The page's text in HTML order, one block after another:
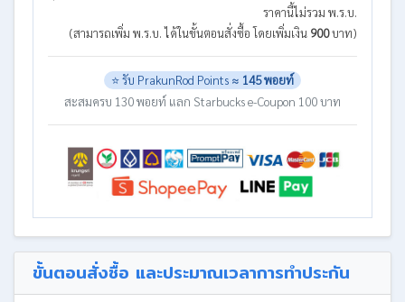
ราคานี้ไม่รวม พ.ร.บ.
(สามารถเพิ่ม พ.ร.บ. ได้ในขั้นตอนสั่งซื้อ โดยเพิ่มเงิน 900บาท)
⭐ รับ PrakunRod Points ≈ 145 พอยท์
สะสมครบ 130 พอยท์ แลก Starbucks e-Coupon 100 บาท
ขั้นตอนสั่งซื้อ และประมาณเวลาการทำประกัน